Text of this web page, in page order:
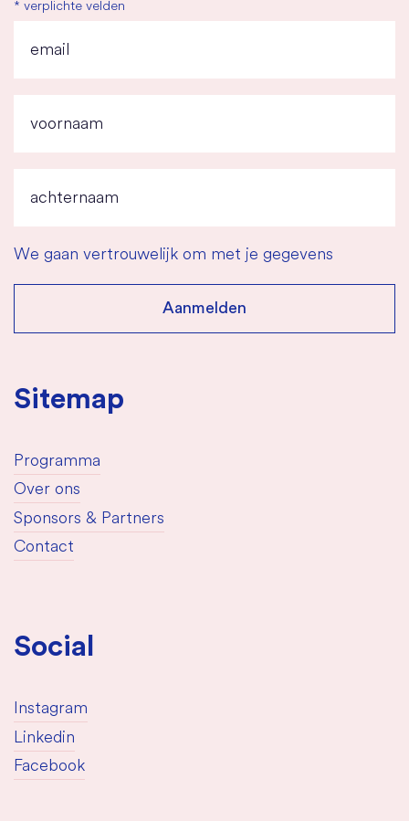
* verplichte velden
We gaan vertrouwelijk om met je gegevens
Sitemap
Programma
Over ons
Sponsors & Partners
Contact
Social
Instagram
Linkedin
Facebook